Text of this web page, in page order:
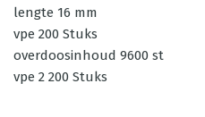
lengte 16 mm
vpe 200 Stuks
overdoosinhoud 9600 st
vpe 2 200 Stuks